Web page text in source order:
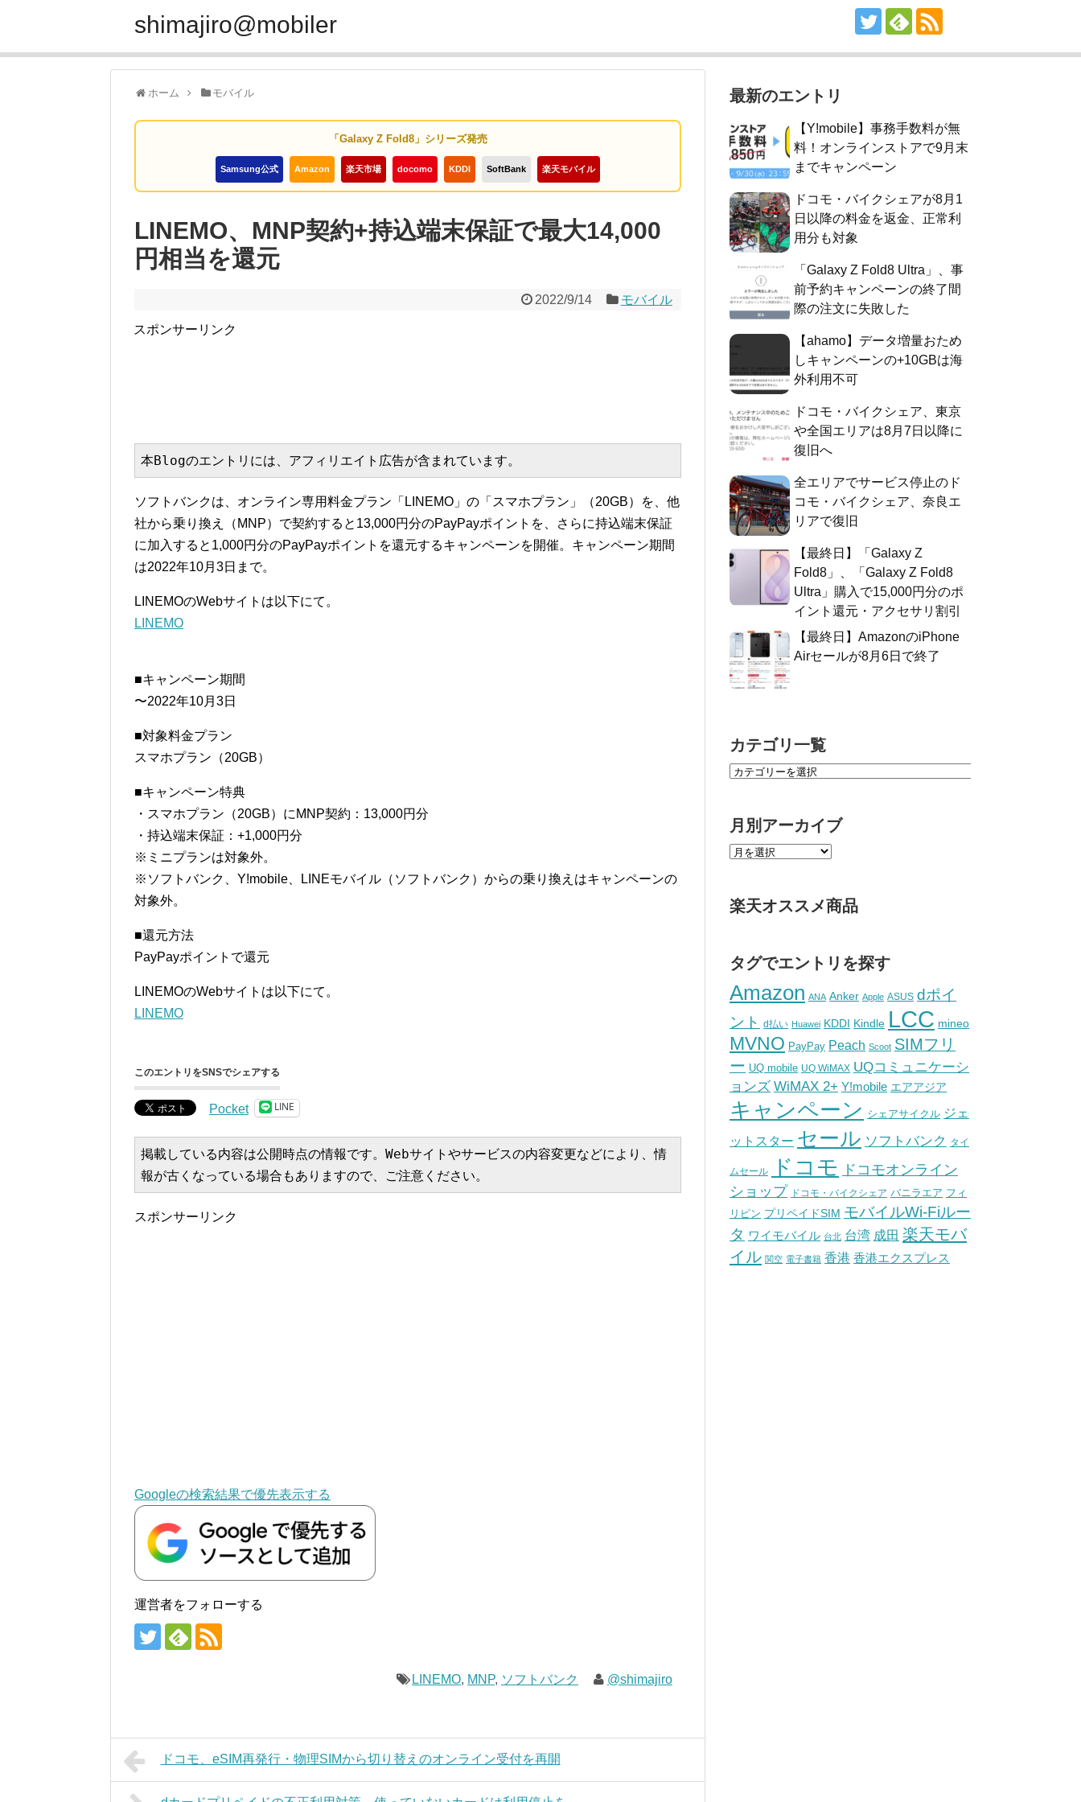
shimajiro@mobiler
ホーム モバイル
「Galaxy Z Fold8」シリーズ発売
Samsung公式 Amazon 楽天市場 docomo KDDI SoftBank 楽天モバイル
LINEMO、MNP契約+持込端末保証で最大14,000
円相当を還元
2022/9/14 モバイル
スポンサーリンク
本Blogのエントリには、アフィリエイト広告が含まれています。
ソフトバンクは、オンライン専用料金プラン「LINEMO」の「スマホプラン」（20GB）を、他
社から乗り換え（MNP）で契約すると13,000円分のPayPayポイントを、さらに持込端末保証
に加入すると1,000円分のPayPayポイントを還元するキャンペーンを開催。キャンペーン期間
は2022年10月3日まで。
LINEMOのWebサイトは以下にて。
LINEMO
■キャンペーン期間
〜2022年10月3日
■対象料金プラン
スマホプラン（20GB）
■キャンペーン特典
・スマホプラン（20GB）にMNP契約：13,000円分
・持込端末保証：+1,000円分
※ミニプランは対象外。
※ソフトバンク、Y!mobile、LINEモバイル（ソフトバンク）からの乗り換えはキャンペーンの
対象外。
■還元方法
PayPayポイントで還元
LINEMOのWebサイトは以下にて。
LINEMO
このエントリをSNSでシェアする
Pocket LINE
掲載している内容は公開時点の情報です。Webサイトやサービスの内容変更などにより、情
報が古くなっている場合もありますので、ご注意ください。
スポンサーリンク
Googleの検索結果で優先表示する
運営者をフォローする
LINEMO, MNP, ソフトバンク @shimajiro
ドコモ、eSIM再発行・物理SIMから切り替えのオンライン受付を再開
最新のエントリ
【Y!mobile】事務手数料が無
料！オンラインストアで9月末
までキャンペーン
ドコモ・バイクシェアが8月1
日以降の料金を返金、正常利
用分も対象
「Galaxy Z Fold8 Ultra」、事
前予約キャンペーンの終了間
際の注文に失敗した
【ahamo】データ増量おため
しキャンペーンの+10GBは海
外利用不可
ドコモ・バイクシェア、東京
や全国エリアは8月7日以降に
復旧へ
全エリアでサービス停止のド
コモ・バイクシェア、奈良エ
リアで復旧
【最終日】「Galaxy Z
Fold8」、「Galaxy Z Fold8
Ultra」購入で15,000円分のポ
イント還元・アクセサリ割引
【最終日】AmazonのiPhone
Airセールが8月6日で終了
カテゴリ一覧
月別アーカイブ
楽天オススメ商品
タグでエントリを探す
Amazon ANA Anker Apple ASUS dポイ
ント
d払い Huawei KDDI Kindle LCC mineo
MVNO PayPay Peach Scoot SIMフリ
ー UQ mobile UQ WiMAX UQコミュニケーシ
ョンズ WiMAX 2+ Y!mobile エアアジア
キャンペーン シェアサイクル ジェ
ットスター セール ソフトバンク タイ
ムセール ドコモ
ドコモオンライン
ショップ ドコモ・バイクシェア バニラエア フィ
リピン プリペイドSIM モバイルWi-Fiルー
タ ワイモバイル 台北 台湾 成田 楽天モバ
イル 関空 電子書籍 香港 香港エクスプレス